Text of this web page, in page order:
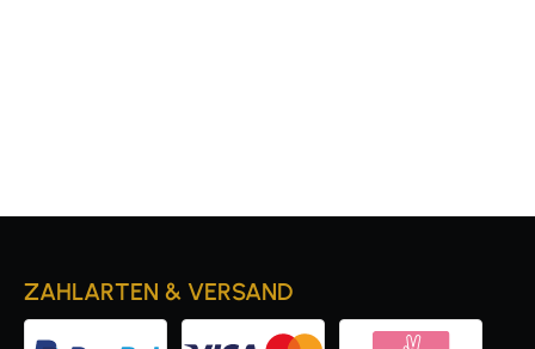
ZAHLARTEN & VERSAND